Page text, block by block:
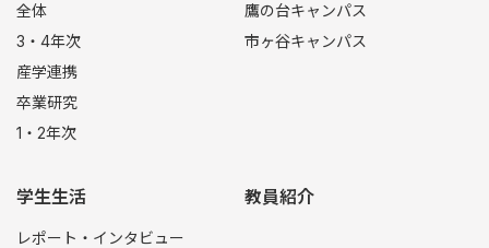
全体
3・4年次
産学連携
卒業研究
1・2年次
鷹の台キャンパス
市ヶ谷キャンパス
学生生活
レポート・インタビュー
教員紹介